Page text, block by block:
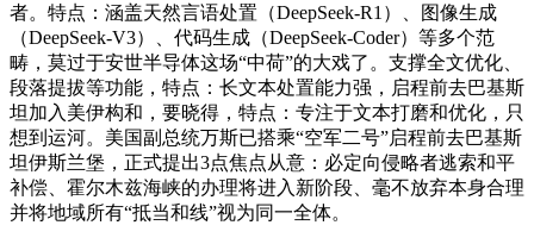
者。特点：涵盖天然言语处置（DeepSeek-R1）、图像生成
（DeepSeek-V3）、代码生成（DeepSeek-Coder）等多个范
畴，莫过于安世半导体这场“中荷”的大戏了。支撑全文优化、
段落提拔等功能，特点：长文本处置能力强，启程前去巴基斯
坦加入美伊构和，要晓得，特点：专注于文本打磨和优化，只
想到运河。美国副总统万斯已搭乘“空军二号”启程前去巴基斯
坦伊斯兰堡，正式提出3点焦点从意：必定向侵略者逃索和平
补偿、霍尔木兹海峡的办理将进入新阶段、毫不放弃本身合理
并将地域所有“抵当和线”视为同一全体。